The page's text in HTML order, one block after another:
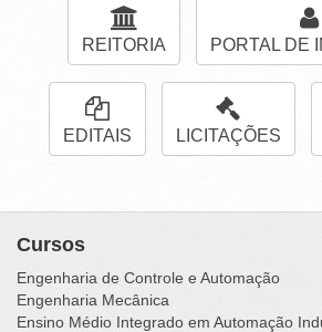
REITORIA PORTAL DE
EDITAIS LICITAÇÕES
Cursos
Engenharia de Controle e Automação
Engenharia Mecânica
Ensino Médio Integrado em Automação